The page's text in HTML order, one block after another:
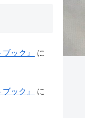
ック』
に
ック』
に